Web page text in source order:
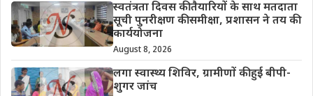
स्वतंत्रता दिवस की तैयारियों के साथ मतदाता
सूची पुनरीक्षण की समीक्षा, प्रशासन ने तय की
कार्ययोजना
August 8, 2026
लगा स्वास्थ्य शिविर, ग्रामीणों की हुई बीपी-
शुगर जांच